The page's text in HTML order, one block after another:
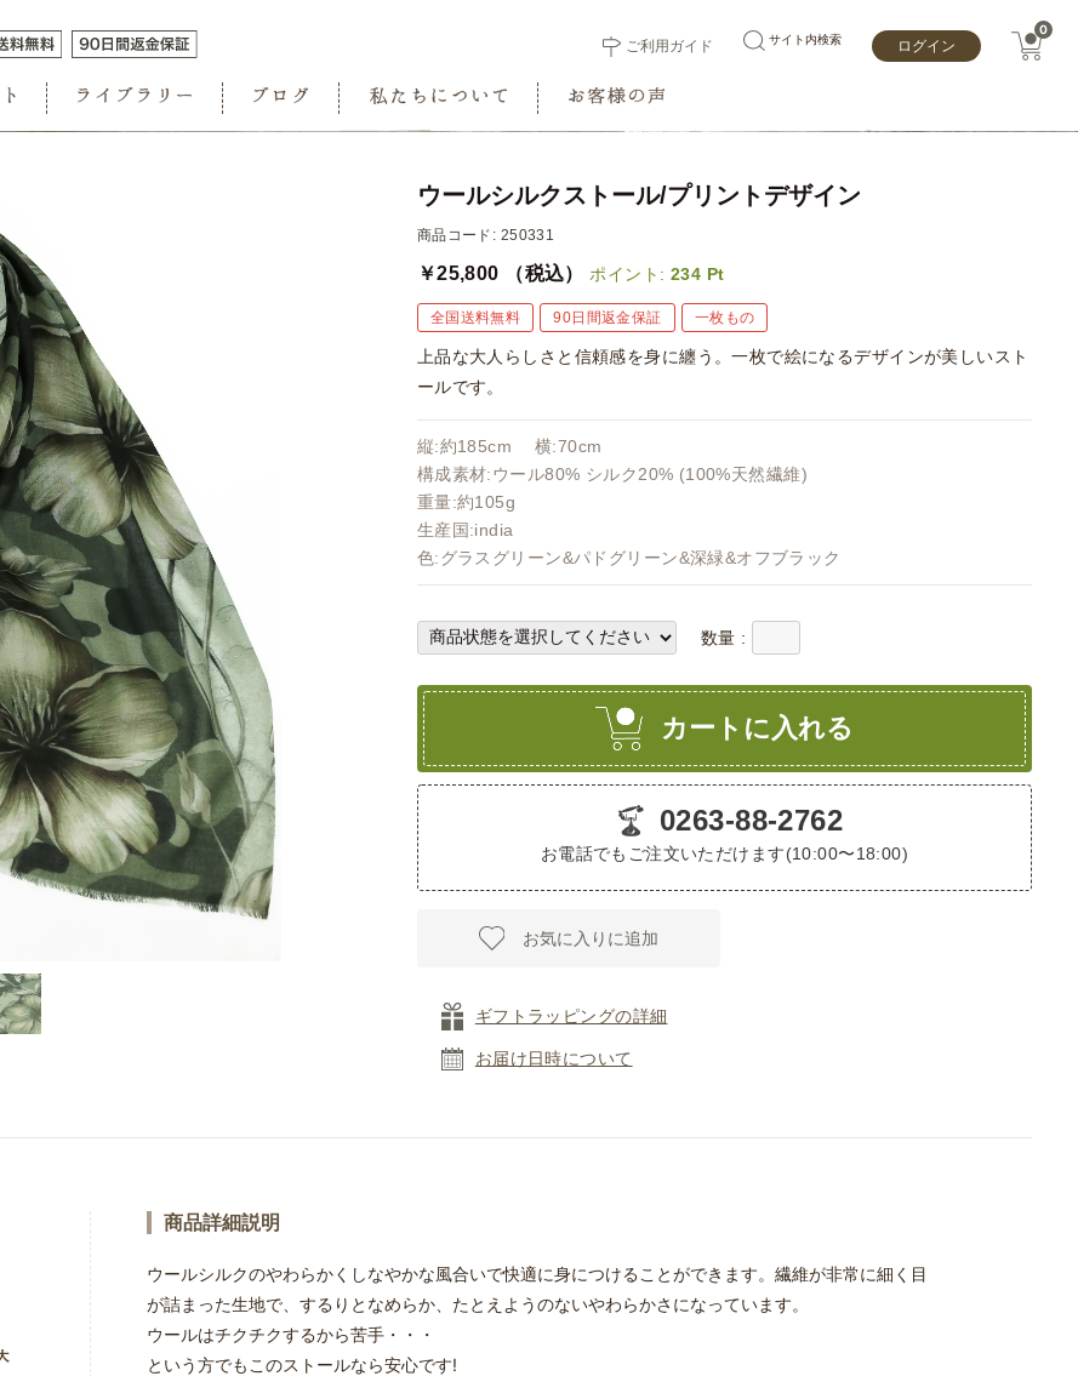
ご利用ガイド サイト内検索 ログイン
0
ウールシルクストール/プリントデザイン
商品コード: 250331
￥25,800 （税込） ポイント: 234 Pt
全国送料無料 90日間返金保証 一枚もの
上品な大人らしさと信頼感を身に纏う。一枚で絵になるデザインが美しいスト
ールです。
縦:約185cm 横:70cm
構成素材:ウール80% シルク20% (100%天然繊維)
重量:約105g
生産国:india
色:グラスグリーン&パドグリーン&深緑&オフブラック
数量 :
カートに入れる
0263-88-2762
お電話でもご注文いただけます(10:00〜18:00)
お気に入りに追加
ギフトラッピングの詳細
お届け日時について
商品詳細説明
ウールシルクのやわらかくしなやかな風合いで快適に身につけることができます。繊維が非常に細く目
が詰まった生地で、するりとなめらか、たとえようのないやわらかさになっています。
ウールはチクチクするから苦手・・・
という方でもこのストールなら安心です!